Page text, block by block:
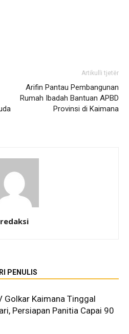
Artikulli tjetër
Arifin Pantau Pembangunan
Rumah Ibadah Bantuan APBD
Provinsi di Kaimana
redaksi
PENULIS
Golkar Kaimana Tinggal
Persiapan Panitia Capai 90